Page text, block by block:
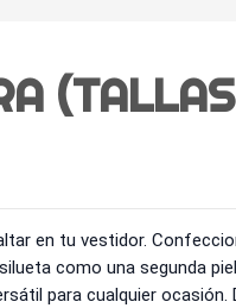
en tu vestidor.
como una segunda
para cualquier ocasión.